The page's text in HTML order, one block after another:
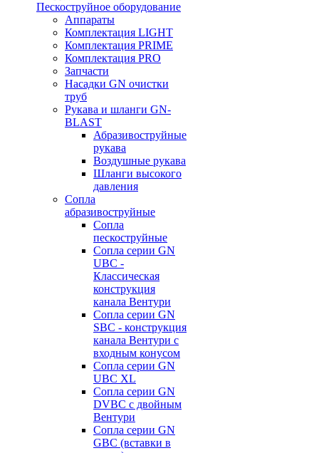
Пескоструйное оборудование
Аппараты
Комплектация LIGHT
Комплектация PRIME
Комплектация PRO
Запчасти
Насадки GN очистки
труб
Рукава и шланги GN-
BLAST
Абразивоструйные
рукава
Воздушные рукава
Шланги высокого
давления
Сопла
абразивоструйные
Сопла
пескоструйные
Сопла серии GN
UBC -
Классическая
конструкция
канала Вентури
Сопла серии GN
SBC - конструкция
канала Вентури c
входным конусом
Сопла серии GN
UBC XL
Сопла серии GN
DVBC с двойным
Вентури
Сопла серии GN
GBC (вставки в